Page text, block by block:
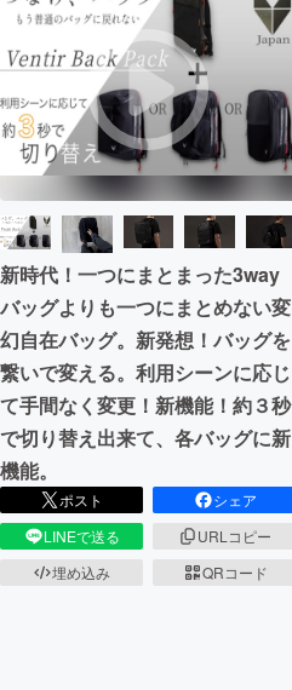
テクノロジー・ガジェ
映像・映画
ビジネス・起業
まちづくり・地域活性
CAMPFIRE for Social Good
CAMPFIREふるさと納税
新時代！一つにまとまった3way
バッグよりも一つにまとめない変
幻自在バッグ。新発想！バッグを
繋いで変える。利用シーンに応じ
て手間なく変更！新機能！約３秒
で切り替え出来て、各バッグに新
機能。
ポスト
シェア
LINEで送る
URLコピー
埋め込み
QRコード